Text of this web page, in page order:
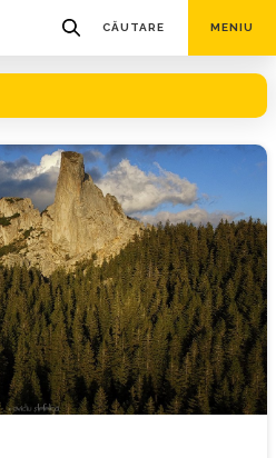
CĂUTARE MENIU